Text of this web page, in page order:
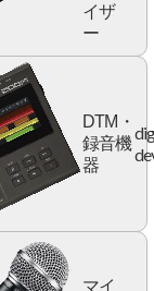
イザ
ー
DTM・
録音機
器
マイ